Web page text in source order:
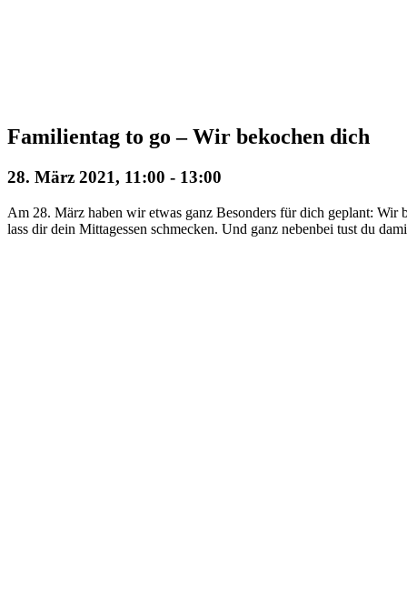
Familientag to go – Wir bekochen dich
28. März 2021, 11:00 - 13:00
Am 28. März haben wir etwas ganz Besonders für dich geplant:
lass dir dein Mittagessen schmecken. Und ganz nebenbei tust du